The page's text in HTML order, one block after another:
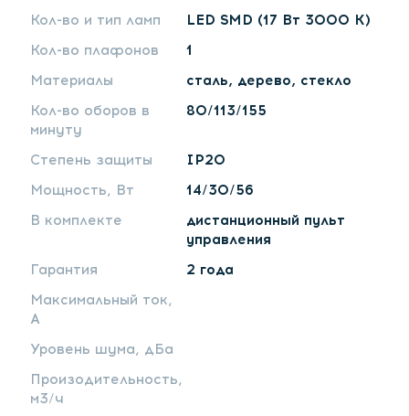
Кол-во и тип ламп
LED SMD (17 Вт 3000 К)
Кол-во плафонов
1
Материалы
сталь, дерево, стекло
Кол-во оборов в
минуту
80/113/155
Степень защиты
IP20
Мощность, Вт
14/30/56
В комплекте
дистанционный пульт
управления
Гарантия
2 года
Максимальный ток,
А
Уровень шума, дБа
Произодительность,
м3/ч